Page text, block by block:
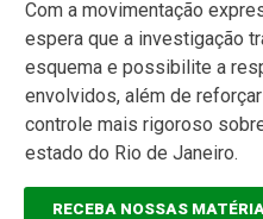
Com a movimentação
espera que a investigação
esquema e possibilite a
envolvidos, além de
controle mais rigoroso
estado do Rio de Janeiro.
RECEBA NOSSAS